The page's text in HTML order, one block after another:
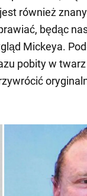
również
będąc
Mickeya.
pobity w